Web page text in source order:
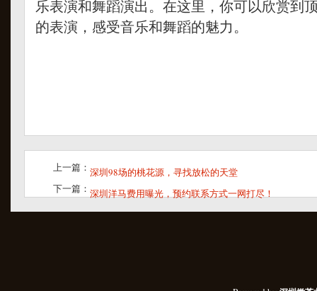
乐表演和舞蹈演出。在这里，你可以欣赏到
的表演，感受音乐和舞蹈的魅力。
上一篇： 深圳98场的桃花源，寻找放松的天堂
下一篇： 深圳洋马费用曝光，预约联系方式一网打尽！